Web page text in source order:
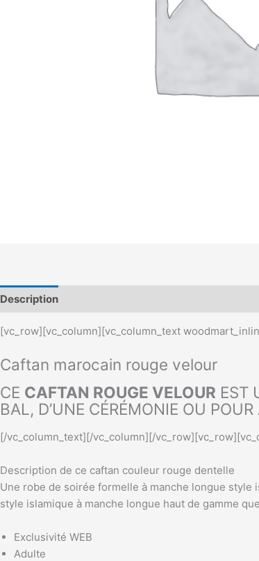
Description
[vc_row][vc_column][vc_column_text
Caftan marocain rouge velour
CE CAFTAN ROUGE VELOUR EST
BAL, D’UNE CÉRÉMONIE OU
[/vc_column_text][/vc_column][/
Description de ce caftan couleur rouge dentelle
Une robe de soirée formelle à manche longue
style islamique à manche longue haut de gamme
Exclusivité WEB
Adulte